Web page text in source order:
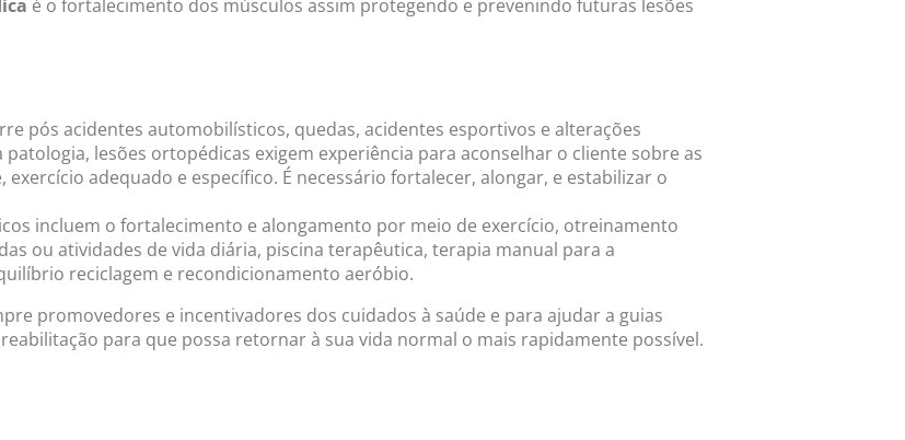
é o fortalecimento dos músculos assim protegendo e prevenindo futuras lesões
pós acidentes automobilísticos, quedas, acidentes esportivos e alterações
lesões ortopédicas exigem experiência para aconselhar o cliente sobre as
exercício adequado e específico. É necessário fortalecer, alongar, e estabilizar o
incluem o fortalecimento e alongamento por meio de exercício, otreinamento
ou atividades de vida diária, piscina terapêutica, terapia manual para a
reciclagem e recondicionamento aeróbio.
promovedores e incentivadores dos cuidados à saúde e para ajudar a guias
para que possa retornar à sua vida normal o mais rapidamente possível.